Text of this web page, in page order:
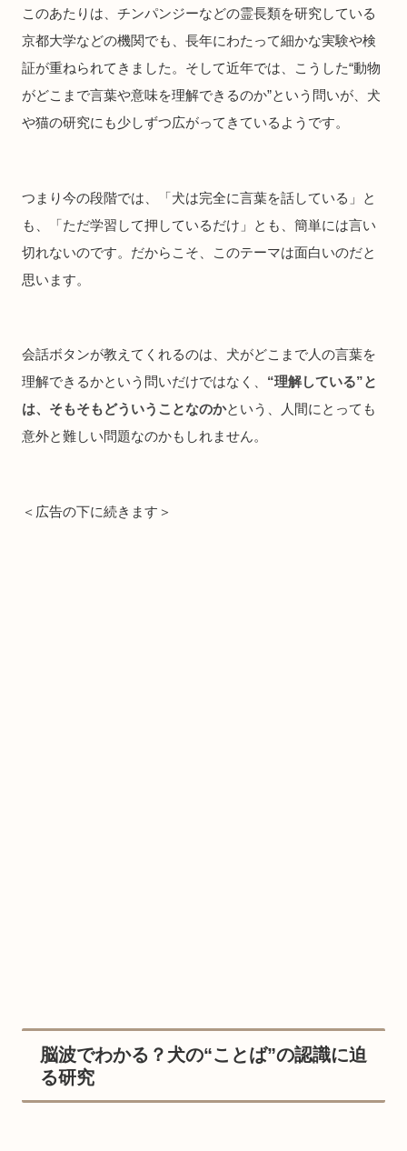
このあたりは、チンパンジーなどの霊長類を研究している
京都大学などの機関でも、長年にわたって細かな実験や検
証が重ねられてきました。そして近年では、こうした“動物
がどこまで言葉や意味を理解できるのか”という問いが、犬
や猫の研究にも少しずつ広がってきているようです。
つまり今の段階では、「犬は完全に言葉を話している」と
も、「ただ学習して押しているだけ」とも、簡単には言い
切れないのです。だからこそ、このテーマは面白いのだと
思います。
会話ボタンが教えてくれるのは、犬がどこまで人の言葉を
理解できるかという問いだけではなく、 “理解している”と
は、そもそもどういうことなのかという、人間にとっても
意外と難しい問題なのかもしれません。
＜広告の下に続きます＞
脳波でわかる？犬の“ことば”の認識に迫
る研究